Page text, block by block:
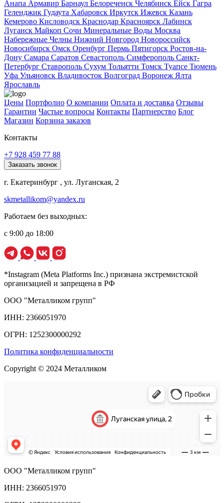
Анапа Армавир Барнаул Белореченск Челябинск Ейск Гагра
Геленджик Гудаута Хабаровск Иркутск Ижевск Казань
Кемерово Кисловодск Краснодар Красноярск Лабинск
Луганск Майкоп Сочи Минеральные Воды Москва
Набережные Челны Нижний Новгород Новороссийск
Новосибирск Омск Оренбург Пермь Пятигорск Ростов-на-
Дону Самара Саратов Севастополь Симферополь Санкт-
Петербург Ставрополь Сухум Тольятти Томск Туапсе Тюмень
Уфа Ульяновск Владивосток Волгоград Воронеж Ялта
Ярославль
Цены Портфолио О компании Оплата и доставка Отзывы
Гарантии Частые вопросы Контакты Партнерство Блог
Магазин Корзина заказов
Контакты
+7 928 459 77 88
Заказать звонок
г. Екатеринбург , ул. Луганская, 2
skmetallikom@yandex.ru
Работаем без выходных:
с 9:00 до 18:00
*Instagram (Meta Platforms Inc.) признана экстремистской
организацией и запрещена в РФ
ООО "Металликом групп"
ИНН: 2366051970
ОГРН: 1252300000292
Политика конфиденциальности
Copyright © 2024 Металликом
ООО "Металликом групп"
ИНН: 2366051970